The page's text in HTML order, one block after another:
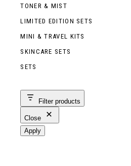
TONER & MIST
LIMITED EDITION SETS
MINI & TRAVEL KITS
SKINCARE SETS
SETS
Filter products
Close
Apply